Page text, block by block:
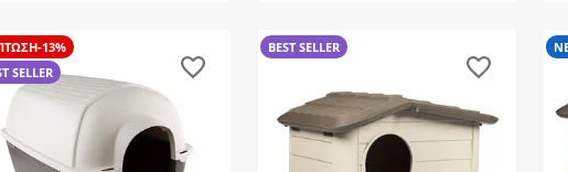
13%
SELLER
BEST SELLER